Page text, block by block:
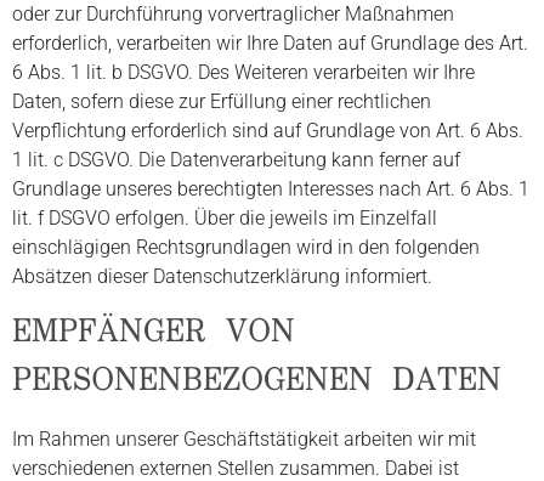
oder zur Durchführung vorvertraglicher Maßnahmen
erforderlich, verarbeiten wir Ihre Daten auf Grundlage des Art.
6 Abs. 1 lit. b DSGVO. Des Weiteren verarbeiten wir Ihre
Daten, sofern diese zur Erfüllung einer rechtlichen
Verpflichtung erforderlich sind auf Grundlage von Art. 6 Abs.
1 lit. c DSGVO. Die Datenverarbeitung kann ferner auf
Grundlage unseres berechtigten Interesses nach Art. 6 Abs. 1
lit. f DSGVO erfolgen. Über die jeweils im Einzelfall
einschlägigen Rechtsgrundlagen wird in den folgenden
Absätzen dieser Datenschutzerklärung informiert.
EMPFÄNGER VON
PERSONENBEZOGENEN DATEN
Im Rahmen unserer Geschäftstätigkeit arbeiten wir mit
verschiedenen externen Stellen zusammen. Dabei ist